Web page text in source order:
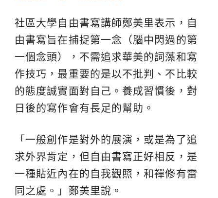
社區大學自由書寫講師鄭美里表示，自
由書寫旨在捕捉第一念（腦中閃過的第
一個念頭），不需追求華美的詞藻和寫
作技巧，最重要的是以不批判、不比較
的態度誠實面對自己。養成習慣後，對
日後的寫作會有長足的幫助。
「一般創作是對外的展演，或是為了追
求外界肯定，但自由書寫正好相反，是
一種貼近內在的自我觀照，和禪修有雷
同之處。」鄭美里說。